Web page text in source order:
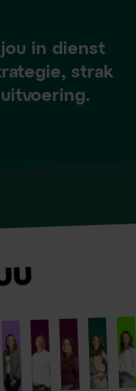
in dienst
strak